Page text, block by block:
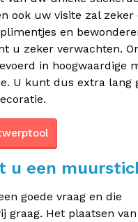
ook uw visite zal zeker
en
u zeker verwachten.
in hoogwaardige
U kunt dus extra lang
u een
goede vraag en die
graag. Het plaatsen van